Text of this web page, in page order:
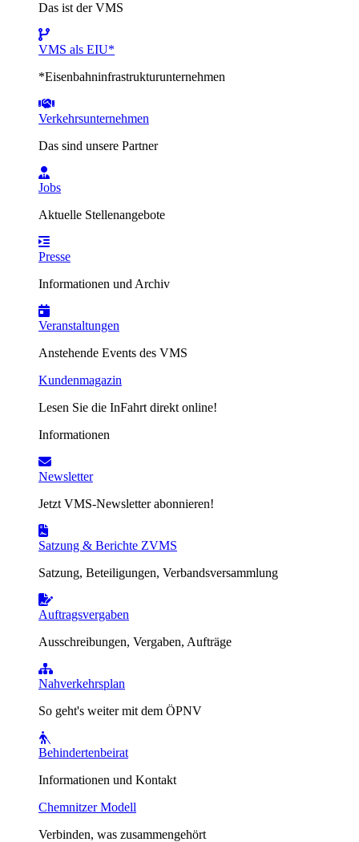
Das ist der VMS
VMS als EIU*
*Eisenbahninfrastrukturunternehmen
Verkehrsunternehmen
Das sind unsere Partner
Jobs
Aktuelle Stellenangebote
Presse
Informationen und Archiv
Veranstaltungen
Anstehende Events des VMS
Kundenmagazin
Lesen Sie die InFahrt direkt online!
Informationen
Newsletter
Jetzt VMS-Newsletter abonnieren!
Satzung & Berichte ZVMS
Satzung, Beteiligungen, Verbandsversammlung
Auftragsvergaben
Ausschreibungen, Vergaben, Aufträge
Nahverkehrsplan
So geht's weiter mit dem ÖPNV
Behindertenbeirat
Informationen und Kontakt
Chemnitzer Modell
Verbinden, was zusammengehört